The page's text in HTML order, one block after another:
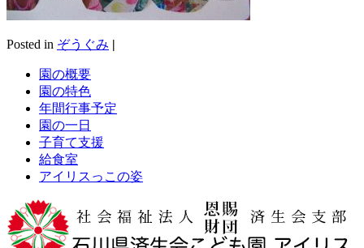
Posted in ぞうぐみ |
園の概要
園の特色
年間行事予定
園の一日
子育て支援
給食室
アイリスっこの姿